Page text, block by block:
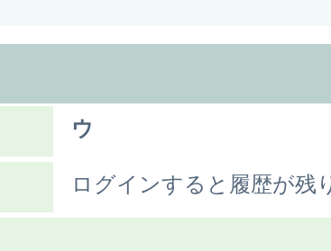
ウ
ログインすると履歴が残